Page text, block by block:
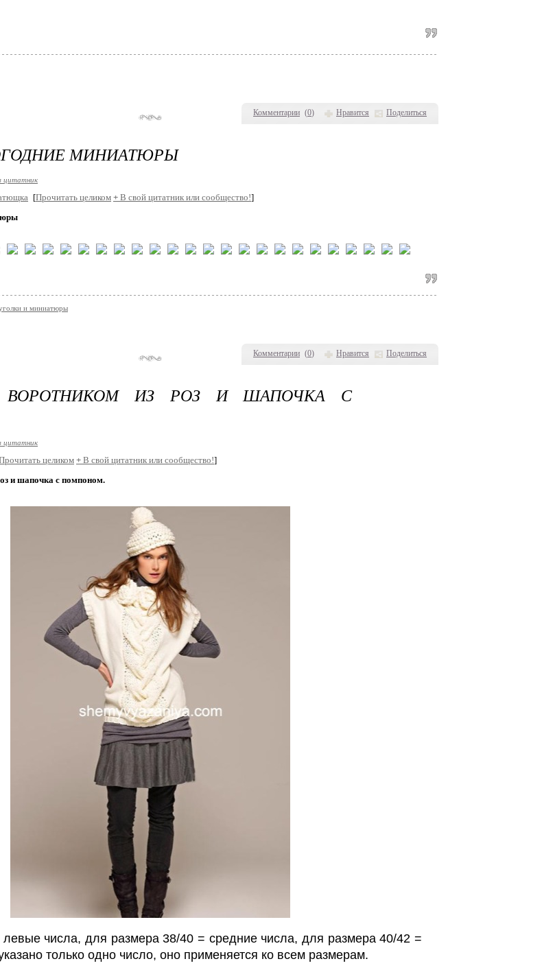
Комментарии (0) Нравится Поделиться
Комментарии (0) Нравится Поделиться
МИНИАТЮРЫ
цитатник
[Прочитать целиком + В свой цитатник или сообщество!]
и миниатюры
ВОРОТНИКОМ ИЗ РОЗ И ШАПОЧКА С
цитатник
целиком+ В свой цитатник или сообщество!]
и шапочка с помпоном.
числа, для размера 38/40 = средние числа, для размера 40/42 =
только одно число, оно применяется ко всем размерам.